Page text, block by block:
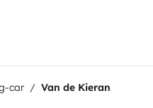
car Van de Kieran